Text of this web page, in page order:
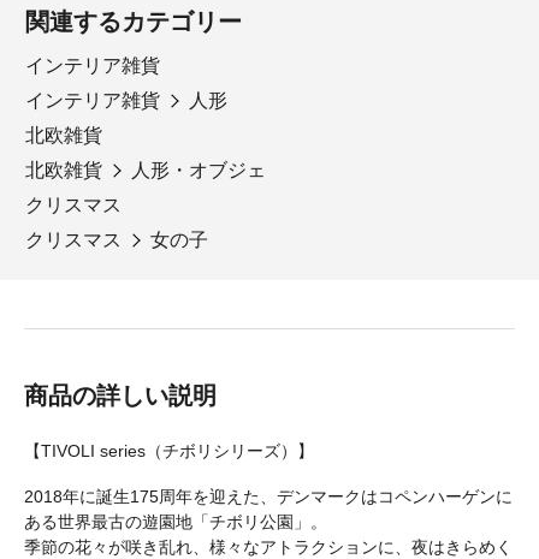
関連するカテゴリー
インテリア雑貨
インテリア雑貨
人形
北欧雑貨
北欧雑貨
人形・オブジェ
クリスマス
クリスマス
女の子
商品の詳しい説明
【TIVOLI series（チボリシリーズ）】
2018年に誕生175周年を迎えた、デンマークはコペンハーゲンに
ある世界最古の遊園地「チボリ公園」。
季節の花々が咲き乱れ、様々なアトラクションに、夜はきらめく